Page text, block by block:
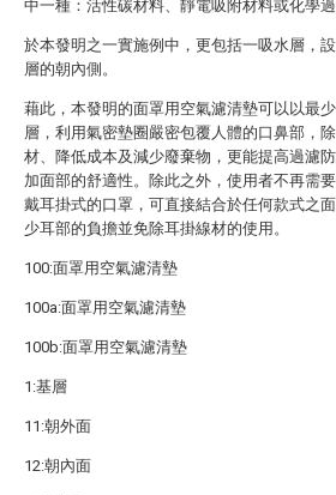
中一種：活性碳材料、靜電吸附材料或化學過
於本發明之一實施例中，更包括一吸水層，
層的朝內側。
藉此，本發明的面罩用空氣濾清墊可以以最
層，利用氣密墊圈嚴密包覆人體的口鼻部，
材、降低成本及減少廢棄物，更能提高過濾
加面部的舒適性。除此之外，使用者不再需
戴耳掛式的口罩，可直接結合於任何款式之
少耳部的負擔並免除耳掛線材的使用。
100:面罩用空氣濾清墊
100a:面罩用空氣濾清墊
100b:面罩用空氣濾清墊
1:基層
11:朝外面
12:朝內面